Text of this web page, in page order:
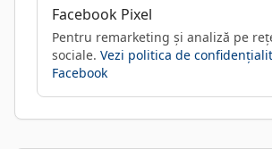
Facebook Pixel
Pentru remarketing și analiză pe
sociale. Vezi politica de
Facebook